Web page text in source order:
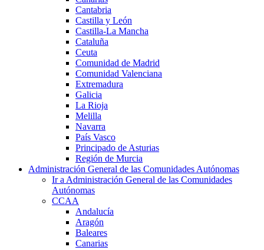
Cantabria
Castilla y León
Castilla-La Mancha
Cataluña
Ceuta
Comunidad de Madrid
Comunidad Valenciana
Extremadura
Galicia
La Rioja
Melilla
Navarra
País Vasco
Principado de Asturias
Región de Murcia
Administración General de las Comunidades Autónomas
Ir a Administración General de las Comunidades
Autónomas
CCAA
Andalucía
Aragón
Baleares
Canarias